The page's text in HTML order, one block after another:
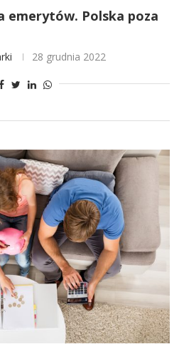
emerytów. Polska poza
28 grudnia 2022